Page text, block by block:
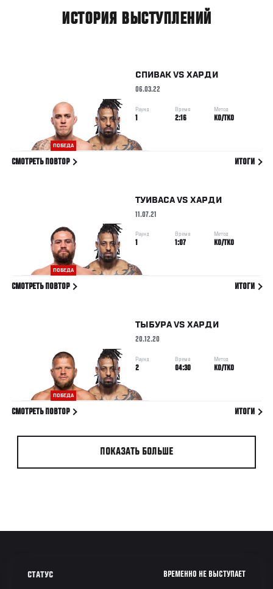
ИСТОРИЯ ВЫСТУПЛЕНИЙ
ПОБЕДА
СПИВАК VS ХАРДИ
06.03.22
Раунд
1
Время
2:16
Метод
KO/TKO
СМОТРЕТЬ ПОВТОР ИТОГИ
ПОБЕДА
ТУИВАСАVS ХАРДИ
11.07.21
Раунд
1
Время
1:07
Метод
KO/TKO
СМОТРЕТЬ ПОВТОР ИТОГИ
ПОБЕДА
ТЫБУРАVS ХАРДИ
20.12.20
Раунд
2
Время
04:30
Метод
KO/TKO
СМОТРЕТЬ ПОВТОР ИТОГИ
ПОКАЗАТЬ БОЛЬШЕ
СТАТУС ВРЕМЕННО НЕ ВЫСТУПАЕТ